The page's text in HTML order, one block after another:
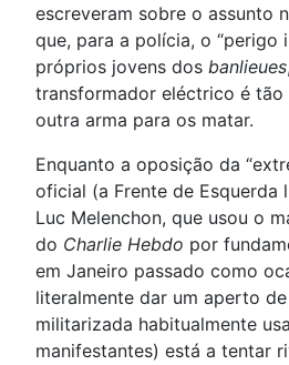
escreveram sobre o assunto
que, para a polícia, o “perigo
próprios jovens dos banlieues
transformador eléctrico é
outra arma para os matar.
Enquanto a oposição da
oficial (a Frente de Esquerda
Luc Melenchon, que usou o
do Charlie Hebdo por
em Janeiro passado como
literalmente dar um aperto
militarizada habitualmente
manifestantes) está a tentar